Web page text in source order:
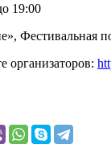
19:00
Фестивальная
организаторов: